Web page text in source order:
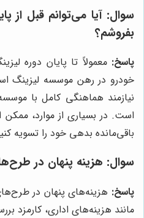
سوال: آیا می‌توانم قبل از
بفروشم؟
پاسخ: معمولاً تا پایان دوره
خودرو در رهن موسسه لیزینگ
نیازمند هماهنگی کامل با
است. در بسیاری از موارد،
باقی‌مانده بدهی خود را تسویه
سوال: هزینه پنهان در
پاسخ: هزینه‌های پنهان در
مانند هزینه‌های اداری، کارمزد